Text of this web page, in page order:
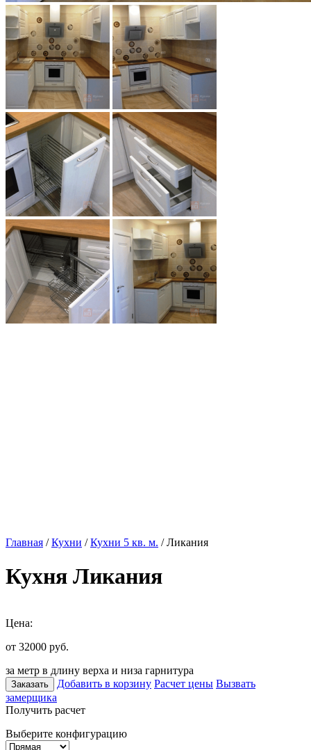
Главная /Кухни /Кухни 5 кв. м. / Ликания
Кухня Ликания
Цена:
от 32000 руб.
за метр в длину верха и низа гарнитура
Заказать Добавить в корзину Расчет цены Вызвать
замерщика
Получить расчет
Выберите конфигурацию